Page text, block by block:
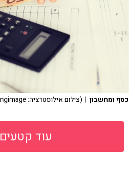
כסף ומחשבון | (צילום אילוסטרציה: ingimage)
עוד קטעים